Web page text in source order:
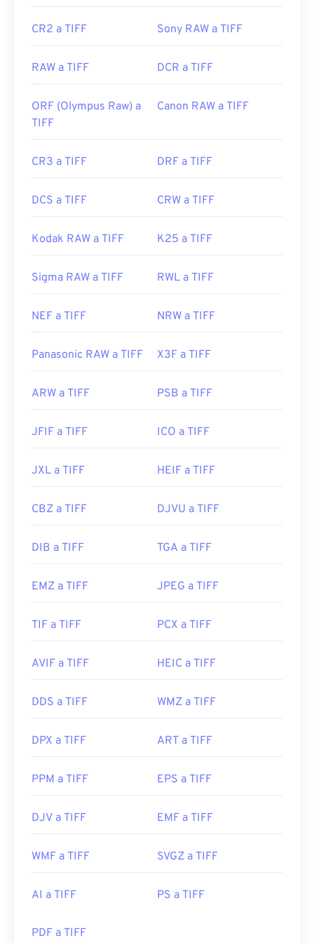
https://www.file-extensions.org/extension-de-
CR2 a TIFF Sony RAW a TIFF
RAW a TIFF DCR a TIFF
ORF (Olympus Raw) a
TIFF
Canon RAW a TIFF
CR3 a TIFF DRF a TIFF
DCS a TIFF CRW a TIFF
Kodak RAW a TIFF K25 a TIFF
Sigma RAW a TIFF RWL a TIFF
NEF a TIFF NRW a TIFF
Panasonic RAW a TIFF X3F a TIFF
ARW a TIFF PSB a TIFF
JFIF a TIFF ICO a TIFF
JXL a TIFF HEIF a TIFF
CBZ a TIFF DJVU a TIFF
DIB a TIFF TGA a TIFF
EMZ a TIFF JPEG a TIFF
TIF a TIFF PCX a TIFF
AVIF a TIFF HEIC a TIFF
DDS a TIFF WMZ a TIFF
DPX a TIFF ART a TIFF
PPM a TIFF EPS a TIFF
DJV a TIFF EMF a TIFF
WMF a TIFF SVGZ a TIFF
AI a TIFF PS a TIFF
PDF a TIFF